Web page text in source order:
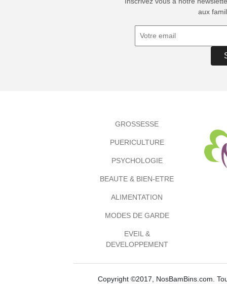
aux
GROSSESSE
PUERICULTURE
PSYCHOLOGIE
BEAUTE & BIEN-ETRE
ALIMENTATION
MODES DE GARDE
EVEIL &
DEVELOPPEMENT
Copyright ©2017, NosBamBins.com.